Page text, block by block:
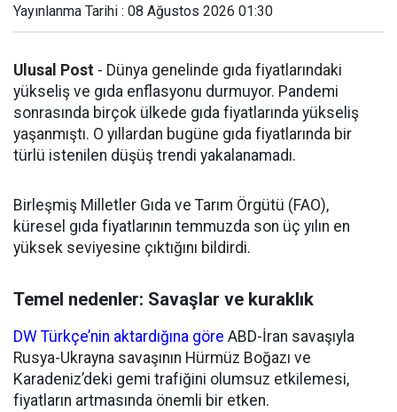
Yayınlanma Tarihi : 08 Ağustos 2026 01:30
Ulusal Post - Dünya genelinde gıda fiyatlarındaki
yükseliş ve gıda enflasyonu durmuyor. Pandemi
sonrasında birçok ülkede gıda fiyatlarında yükseliş
yaşanmıştı. O yıllardan bugüne gıda fiyatlarında bir
türlü istenilen düşüş trendi yakalanamadı.
Birleşmiş Milletler Gıda ve Tarım Örgütü (FAO),
küresel gıda fiyatlarının temmuzda son üç yılın en
yüksek seviyesine çıktığını bildirdi.
Temel nedenler: Savaşlar ve kuraklık
DW Türkçe’nin aktardığına göre ABD-İran savaşıyla
Rusya-Ukrayna savaşının Hürmüz Boğazı ve
Karadeniz’deki gemi trafiğini olumsuz etkilemesi,
fiyatların artmasında önemli bir etken.